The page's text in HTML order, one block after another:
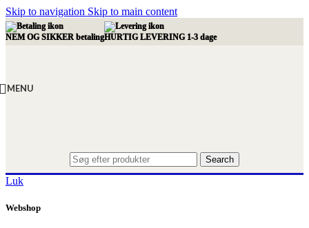
Skip to navigation Skip to main content
NEM OG SIKKER betalingHURTIG LEVERING 1-3 dage
MENU
Search
Luk
Webshop